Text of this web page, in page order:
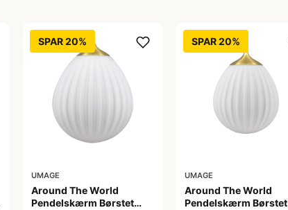
SPAR 20%
UMAGE
Around The World
Pendelskærm Børstet
SPAR 20%
UMAGE
Around The World
Pendelskærm Børstet